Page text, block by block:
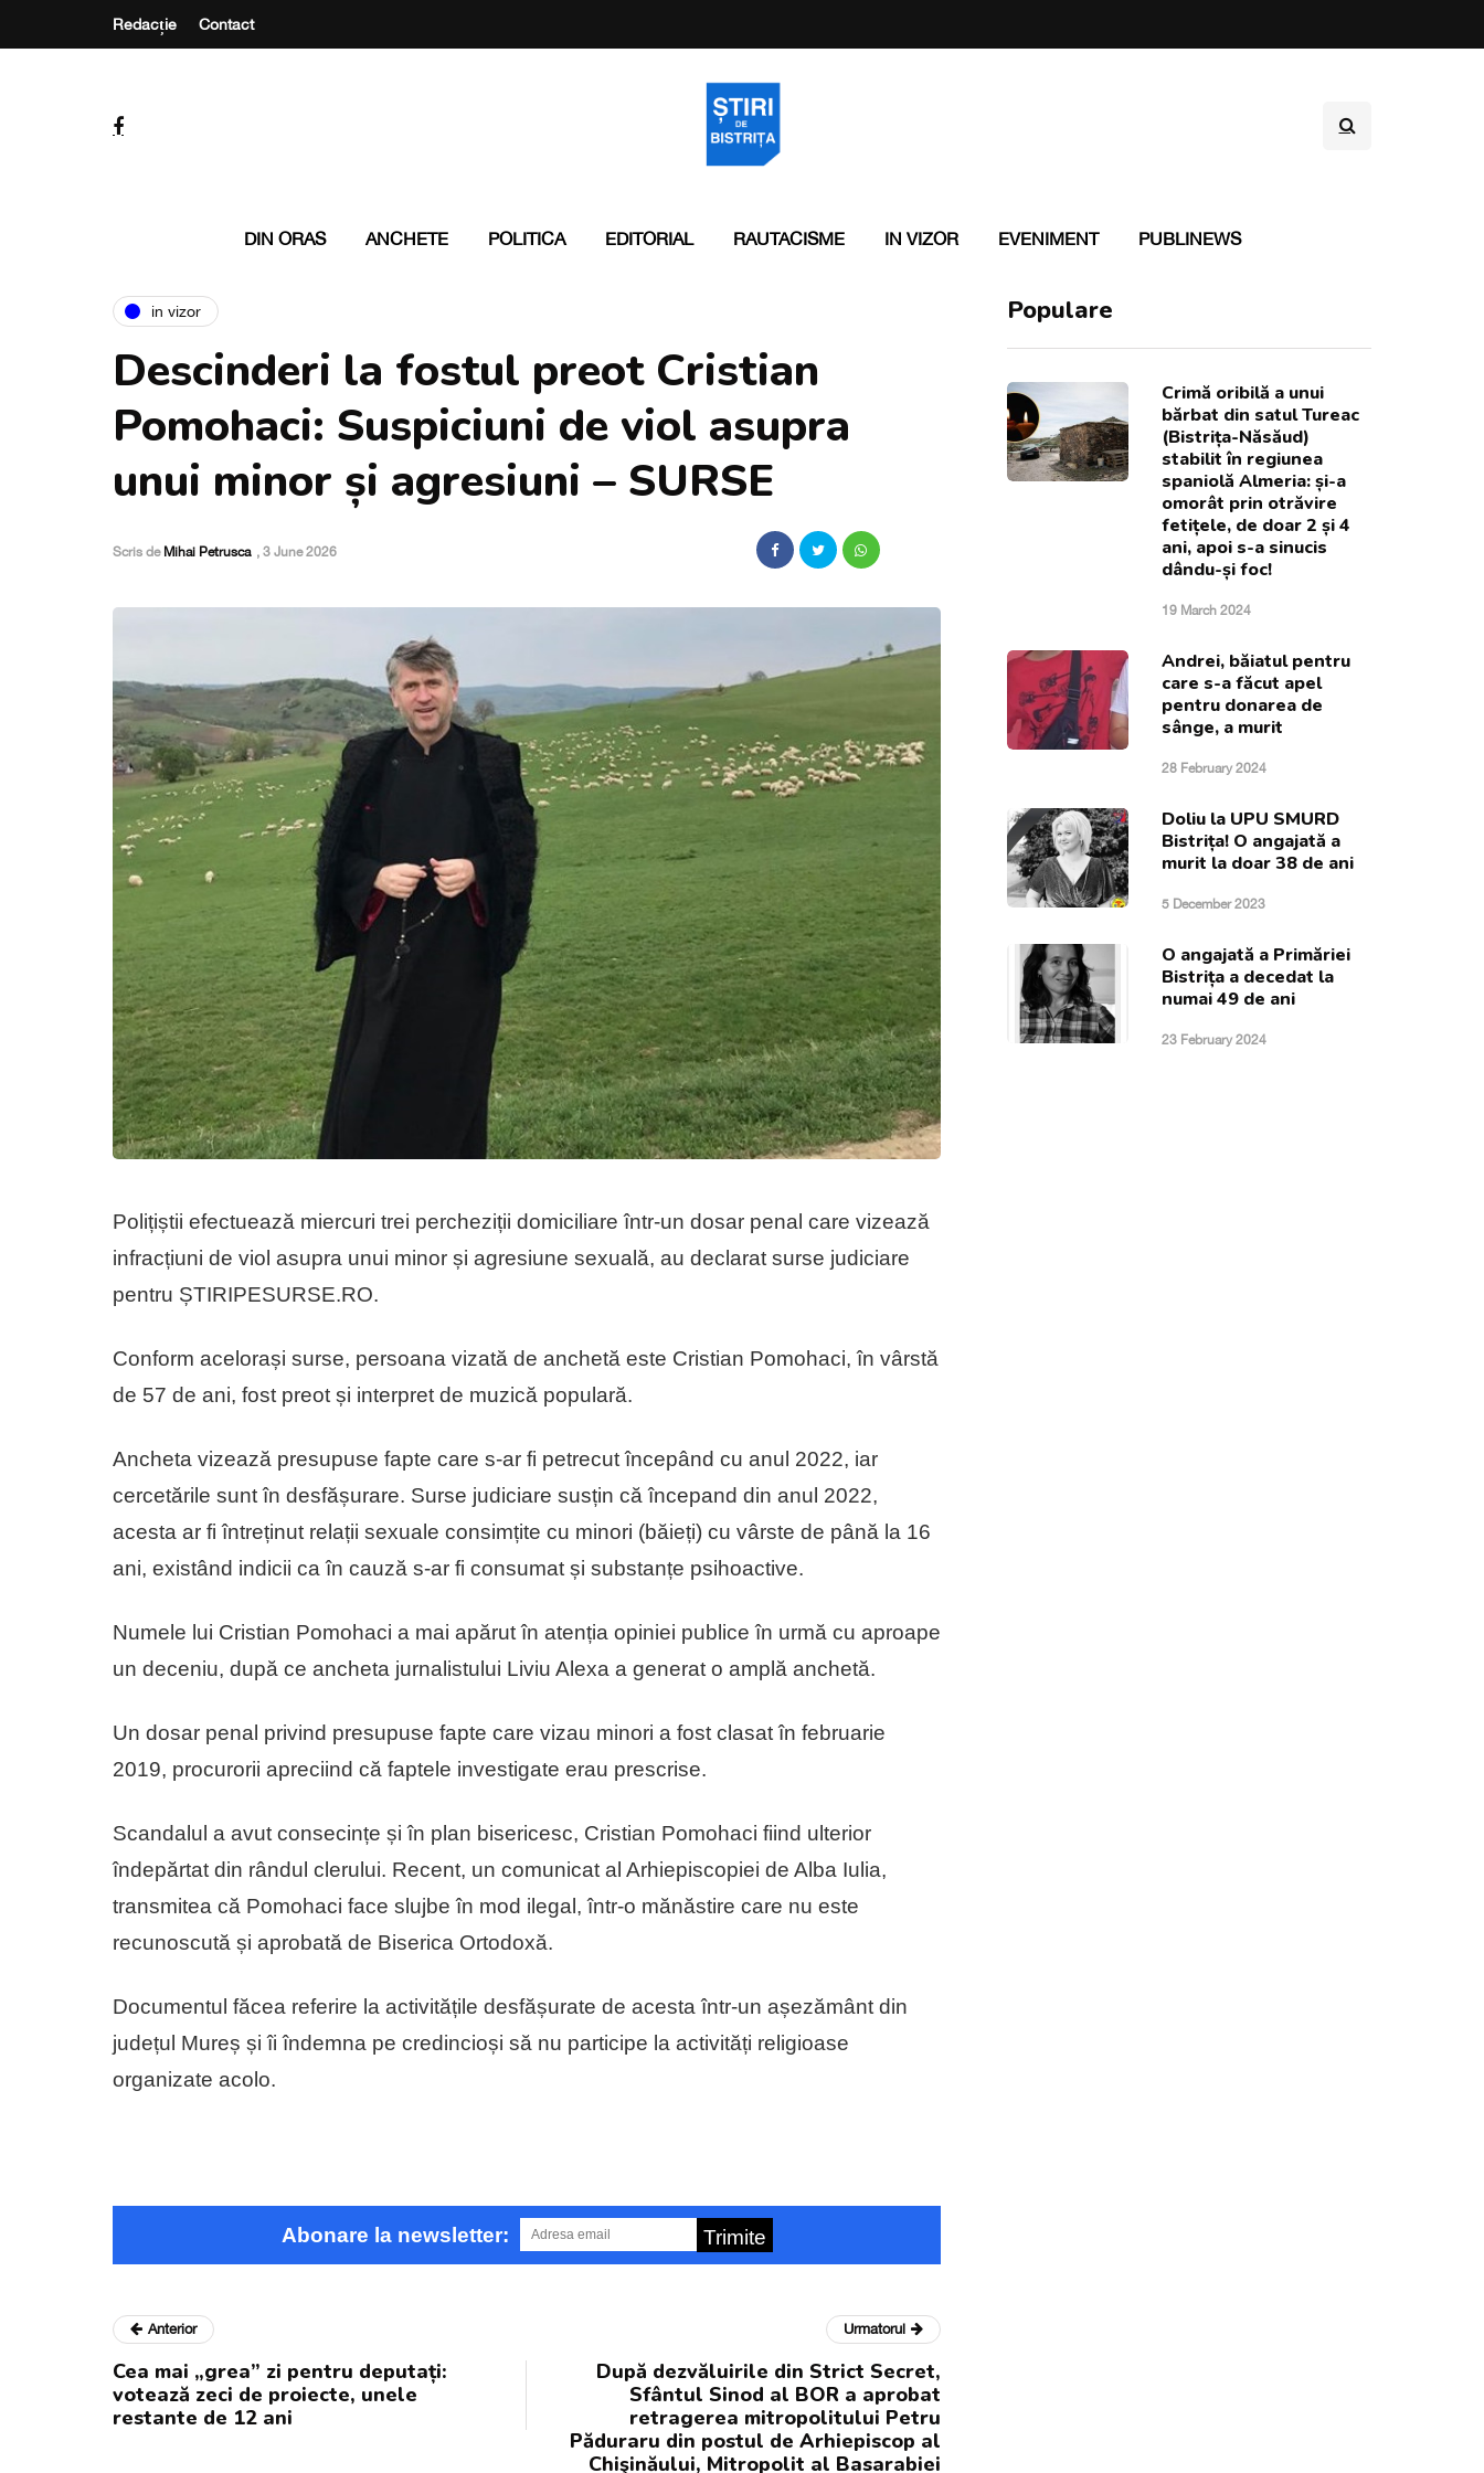
Redacție Contact
DIN ORAS ANCHETE POLITICA EDITORIAL RAUTACISME IN VIZOR EVENIMENT PUBLINEWS
in vizor
Descinderi la fostul preot Cristian
Pomohaci: Suspiciuni de viol asupra
unui minor și agresiuni – SURSE
Scris de Mihai Petrusca , 3 June 2026
Polițiștii efectuează miercuri trei percheziții domiciliare într-un dosar penal care vizează
infracțiuni de viol asupra unui minor și agresiune sexuală, au declarat surse judiciare
pentru ȘTIRIPESURSE.RO.
Conform acelorași surse, persoana vizată de anchetă este Cristian Pomohaci, în vârstă
de 57 de ani, fost preot și interpret de muzică populară.
Ancheta vizează presupuse fapte care s-ar fi petrecut începând cu anul 2022, iar
cercetările sunt în desfășurare. Surse judiciare susțin că începand din anul 2022,
acesta ar fi întreținut relații sexuale consimțite cu minori (băieți) cu vârste de până la 16
ani, existând indicii ca în cauză s-ar fi consumat și substanțe psihoactive.
Numele lui Cristian Pomohaci a mai apărut în atenția opiniei publice în urmă cu aproape
un deceniu, după ce ancheta jurnalistului Liviu Alexa a generat o amplă anchetă.
Un dosar penal privind presupuse fapte care vizau minori a fost clasat în februarie
2019, procurorii apreciind că faptele investigate erau prescrise.
Scandalul a avut consecințe și în plan bisericesc, Cristian Pomohaci fiind ulterior
îndepărtat din rândul clerului. Recent, un comunicat al Arhiepiscopiei de Alba Iulia,
transmitea că Pomohaci face slujbe în mod ilegal, într-o mănăstire care nu este
recunoscută și aprobată de Biserica Ortodoxă.
Documentul făcea referire la activitățile desfășurate de acesta într-un așezământ din
județul Mureș și îi îndemna pe credincioși să nu participe la activități religioase
organizate acolo.
Abonare la newsletter: Trimite
Populare
Crimă oribilă a unui
bărbat din satul Tureac
(Bistrița-Năsăud)
stabilit în regiunea
spaniolă Almeria: și-a
omorât prin otrăvire
fetițele, de doar 2 și 4
ani, apoi s-a sinucis
dându-și foc!
19 March 2024
Andrei, băiatul pentru
care s-a făcut apel
pentru donarea de
sânge, a murit
28 February 2024
Doliu la UPU SMURD
Bistrița! O angajată a
murit la doar 38 de ani
5 December 2023
O angajată a Primăriei
Bistrița a decedat la
numai 49 de ani
23 February 2024
Anterior
Cea mai „grea” zi pentru deputați:
votează zeci de proiecte, unele
restante de 12 ani
Urmatorul
După dezvăluirile din Strict Secret,
Sfântul Sinod al BOR a aprobat
retragerea mitropolitului Petru
Păduraru din postul de Arhiepiscop al
Chişinăului, Mitropolit al Basarabiei